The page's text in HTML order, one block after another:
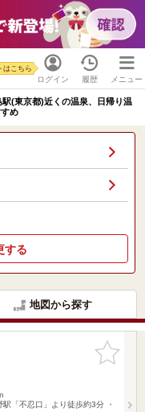
ログイン
はこちら
履歴 メニュー
(東京都)近くの温泉、日帰り温
め
する
地図から探す
お気に入
りに追加
「不忍口」より徒歩約3分 ・